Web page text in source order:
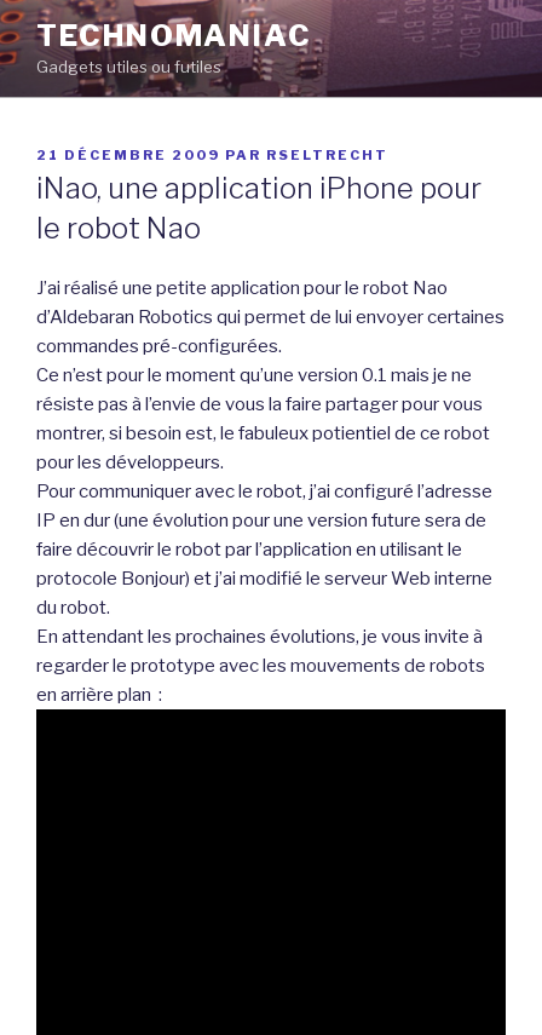
Aller
au
contenu
principal
TECHNOMANIAC
Gadgets utiles ou futiles
PUBLIÉ
LE
21 DÉCEMBRE 2009 PAR RSELTRECHT
iNao, une application iPhone pour
le robot Nao
J’ai réalisé une petite application pour le robot Nao
d’Aldebaran Robotics qui permet de lui envoyer certaines
commandes pré-configurées.
Ce n’est pour le moment qu’une version 0.1 mais je ne
résiste pas à l’envie de vous la faire partager pour vous
montrer, si besoin est, le fabuleux potientiel de ce robot
pour les développeurs.
Pour communiquer avec le robot, j’ai configuré l’adresse
IP en dur (une évolution pour une version future sera de
faire découvrir le robot par l’application en utilisant le
protocole Bonjour) et j’ai modifié le serveur Web interne
du robot.
En attendant les prochaines évolutions, je vous invite à
regarder le prototype avec les mouvements de robots
en arrière plan :